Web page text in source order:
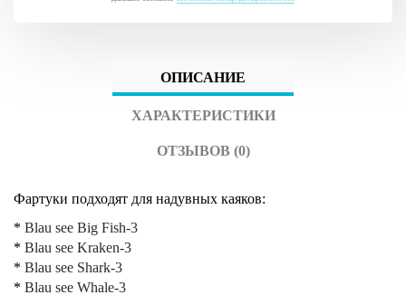
ОПИСАНИЕ
ХАРАКТЕРИСТИКИ
ОТЗЫВОВ (0)
Фартуки подходят для надувных каяков:
* Blau see Big Fish-3
* Blau see Kraken-3
* Blau see Shark-3
* Blau see Whale-3